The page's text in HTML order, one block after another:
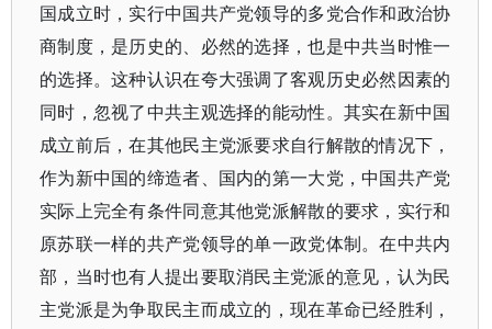
国成立时，实行中国共产党领导的多党合作和政治协
商制度，是历史的、必然的选择，也是中共当时惟一
的选择。这种认识在夸大强调了客观历史必然因素的
同时，忽视了中共主观选择的能动性。其实在新中国
成立前后，在其他民主党派要求自行解散的情况下，
作为新中国的缔造者、国内的第一大党，中国共产党
实际上完全有条件同意其他党派解散的要求，实行和
原苏联一样的共产党领导的单一政党体制。在中共内
部，当时也有人提出要取消民主党派的意见，认为民
主党派是为争取民主而成立的，现在革命已经胜利，